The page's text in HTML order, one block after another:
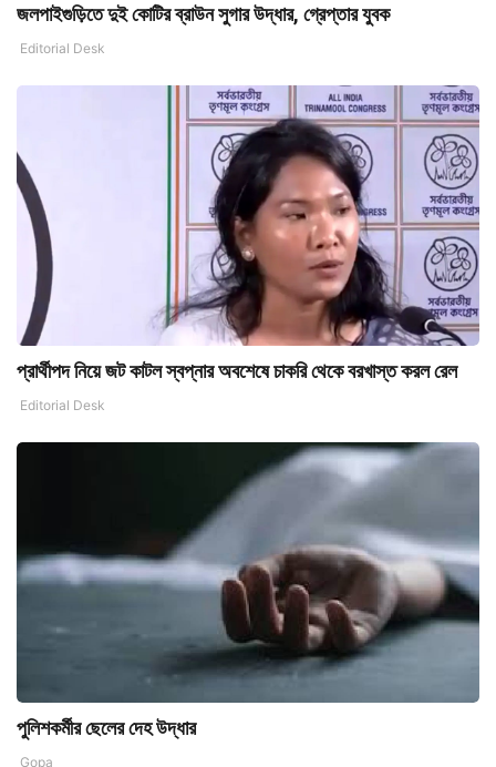
জলপাইগুড়িতে দুই কোটির ব্রাউন সুগার উদ্ধার, গ্রেপ্তার যুবক
Editorial Desk
প্রার্থীপদ নিয়ে জট কাটল স্বপ্নার অবশেষে চাকরি থেকে বরখাস্ত করল রেল
Editorial Desk
পুলিশকর্মীর ছেলের দেহ উদ্ধার
Gopa